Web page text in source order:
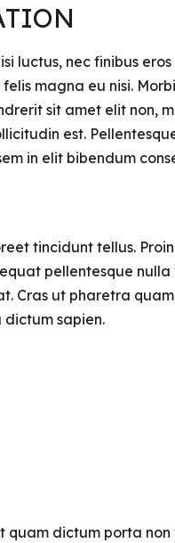
luctus, nec finibus
magna eu nisi.
sit amet elit non,
est.
in elit bibendum
tincidunt tellus.
pellentesque
ut pharetra
sapien.
dictum porta